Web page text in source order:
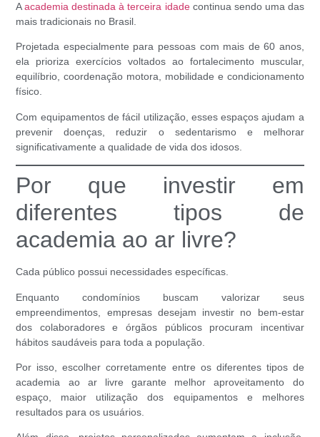
Aacademia destinada à terceira idadecontinua sendo uma das
mais tradicionais no Brasil.
Projetada especialmente para pessoas com mais de 60 anos,
ela prioriza exercícios voltados ao fortalecimento muscular,
equilíbrio, coordenação motora, mobilidade e condicionamento
físico.
Com equipamentos de fácil utilização, esses espaços ajudam a
prevenir doenças, reduzir o sedentarismo e melhorar
significativamente a qualidade de vida dos idosos.
Por que investir em
diferentes tipos de
academia ao ar livre?
Cada público possui necessidades específicas.
Enquanto condomínios buscam valorizar seus
empreendimentos, empresas desejam investir no bem-estar
dos colaboradores e órgãos públicos procuram incentivar
hábitos saudáveis para toda a população.
Por isso, escolher corretamente entre os diferentes tipos de
academia ao ar livre garante melhor aproveitamento do
espaço, maior utilização dos equipamentos e melhores
resultados para os usuários.